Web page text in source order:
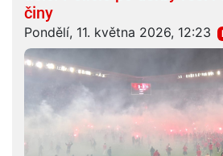
činy
Pondělí, 11. května 2026, 12:23